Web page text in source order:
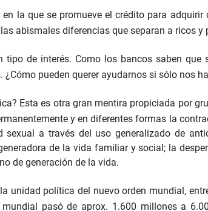
la que se promueve el crédito para
abismales diferencias que separan a ricos
de interés. Como los bancos saben
pueden querer ayudarnos si sólo nos
Esta es otra gran mentira propiciada por
y en diferentes formas la
sexual a través del uso generalizado de
de la vida familiar y social; la
de generación de la vida.
unidad política del nuevo orden mundial,
pasó de aprox. 1.600 millones a